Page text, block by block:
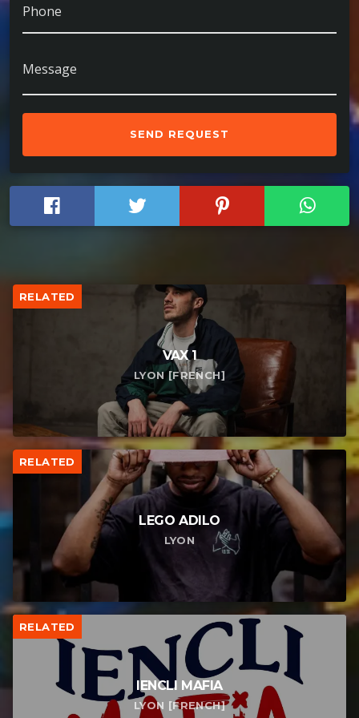
Phone
Message
RELATED
VAX 1
LYON [FRENCH]
RELATED
LEGO ADILO
LYON
RELATED
IENCLI MAFIA
LYON [FRENCH]